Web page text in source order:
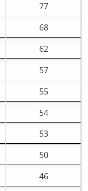
77
68
62
57
55
54
53
50
46